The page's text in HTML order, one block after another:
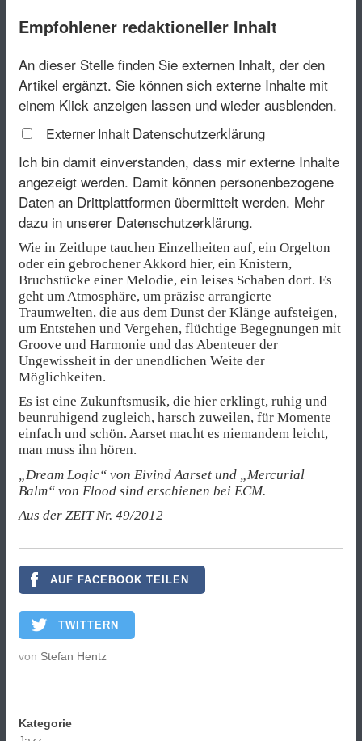
Empfohlener redaktioneller Inhalt
An dieser Stelle finden Sie externen Inhalt, der den
Artikel ergänzt. Sie können sich externe Inhalte mit
einem Klick anzeigen lassen und wieder ausblenden.
Externer Inhalt Datenschutzerklärung
Ich bin damit einverstanden, dass mir externe Inhalte
angezeigt werden. Damit können personenbezogene
Daten an Drittplattformen übermittelt werden. Mehr
dazu in unserer Datenschutzerklärung.
Wie in Zeitlupe tauchen Einzelheiten auf, ein Orgelton
oder ein gebrochener Akkord hier, ein Knistern,
Bruchstücke einer Melodie, ein leises Schaben dort. Es
geht um Atmosphäre, um präzise arrangierte
Traumwelten, die aus dem Dunst der Klänge aufsteigen,
um Entstehen und Vergehen, flüchtige Begegnungen mit
Groove und Harmonie und das Abenteuer der
Ungewissheit in der unendlichen Weite der
Möglichkeiten.
Es ist eine Zukunftsmusik, die hier erklingt, ruhig und
beunruhigend zugleich, harsch zuweilen, für Momente
einfach und schön. Aarset macht es niemandem leicht,
man muss ihn hören.
„Dream Logic“ von Eivind Aarset und „Mercurial
Balm“ von Flood sind erschienen bei ECM.
Aus der ZEIT Nr. 49/2012
AUF FACEBOOK TEILEN
TWITTERN
von Stefan Hentz
Kategorie